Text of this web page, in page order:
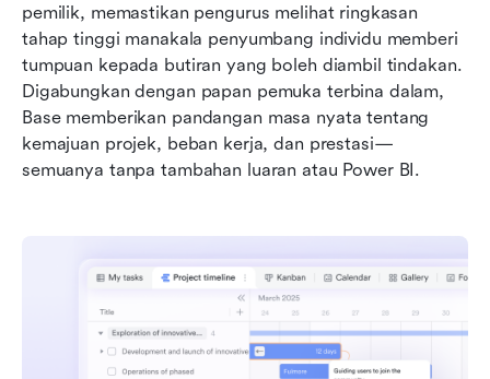
pemilik, memastikan pengurus melihat ringkasan
tahap tinggi manakala penyumbang individu memberi
tumpuan kepada butiran yang boleh diambil tindakan.
Digabungkan dengan papan pemuka terbina dalam,
Base memberikan pandangan masa nyata tentang
kemajuan projek, beban kerja, dan prestasi—
semuanya tanpa tambahan luaran atau Power BI.